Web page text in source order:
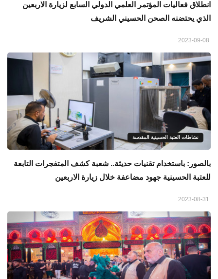
انطلاق فعاليات المؤتمر العلمي الدولي السابع لزيارة الاربعين
الذي يحتضنه الصحن الحسيني الشريف
نشاطات العتبة الحسينية المقدسة
بالصور: باستخدام تقنيات حديثة.. شعبة كشف المتفجرات التابعة
للعتبة الحسينية جهود مضاعفة خلال زيارة الاربعين